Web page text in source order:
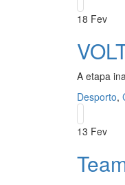
18 Fev
A etapa
Desporto,
13 Fev